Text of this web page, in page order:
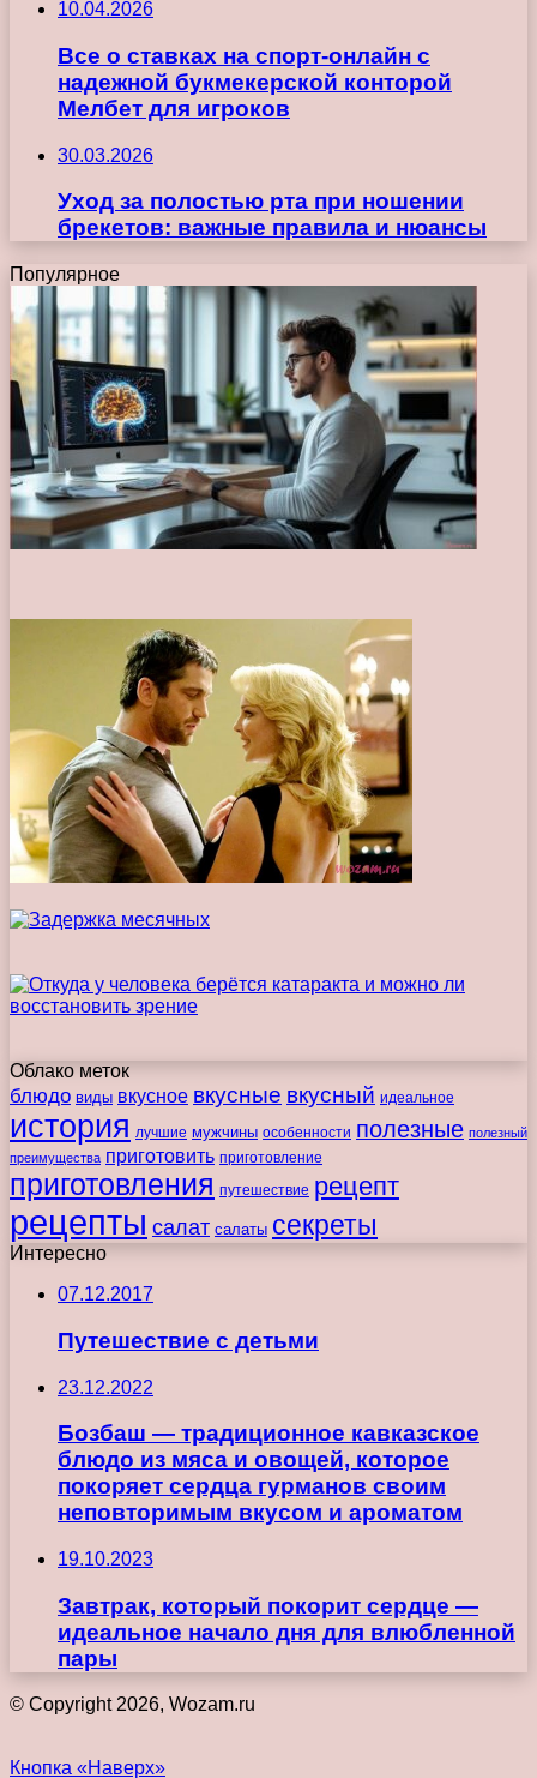
10.04.2026
Все о ставках на спорт-онлайн с
надежной букмекерской конторой
Мелбет для игроков
30.03.2026
Уход за полостью рта при ношении
брекетов: важные правила и нюансы
Популярное
Облако меток
блюдо виды вкусное вкусные вкусный идеальное
история лучшие мужчины особенности полезные полезный
преимущества приготовить приготовление
приготовления путешествие рецепт
рецепты салат салаты секреты
Интересно
07.12.2017
Путешествие с детьми
23.12.2022
Бозбаш — традиционное кавказское
блюдо из мяса и овощей, которое
покоряет сердца гурманов своим
неповторимым вкусом и ароматом
19.10.2023
Завтрак, который покорит сердце —
идеальное начало дня для влюбленной
пары
© Copyright 2026, Wozam.ru
Кнопка «Наверх»